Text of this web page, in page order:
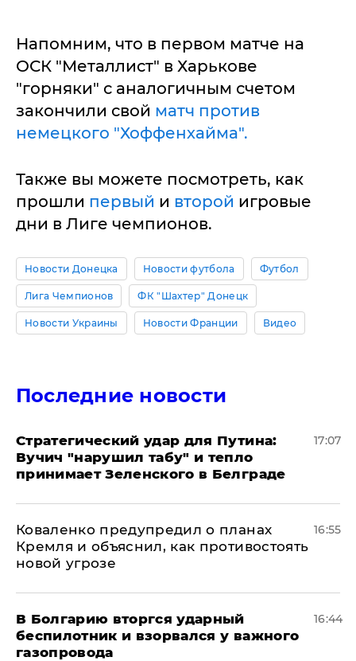
Напомним, что в первом матче на
ОСК "Металлист" в Харькове
"горняки" с аналогичным счетом
закончили свой матч против
немецкого "Хоффенхайма".
Также вы можете посмотреть, как
прошли первый и второй игровые
дни в Лиге чемпионов.
Новости Донецка Новости футбола Футбол
Лига Чемпионов ФК "Шахтер" Донецк
Новости Украины Новости Франции Видео
Последние новости
Стратегический удар для Путина:
Вучич "нарушил табу" и тепло
принимает Зеленского в Белграде
17:07
Коваленко предупредил о планах
Кремля и объяснил, как противостоять
новой угрозе
16:55
В Болгарию вторгся ударный
беспилотник и взорвался у важного
газопровода
16:44